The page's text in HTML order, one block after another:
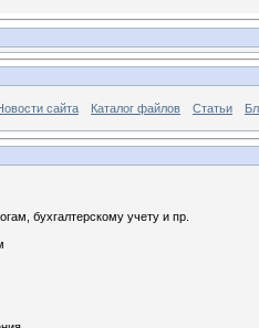
сайта Каталог файлов Статьи
бухгалтерскому учету и пр.